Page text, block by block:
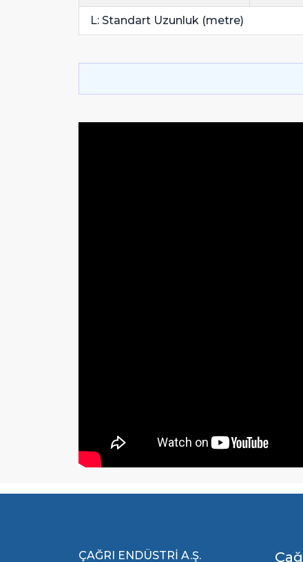
L: Standart Uzunluk (metre)
ÇAĞRI ENDÜSTRİ A.Ş.